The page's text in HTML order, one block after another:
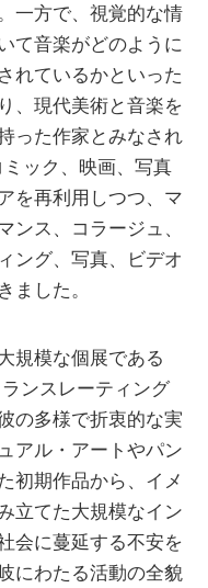
一方で、視覚的な情
て音楽がどのように
れているかといった
、現代美術と音楽を
った作家とみなされ
ック、映画、写真
を再利用しつつ、マ
ンス、コラージュ、
ング、写真、ビデオ
ました。
規模な個展である
ンスレーティング
の多様で折衷的な実
アル・アートやパン
初期作品から、イメ
立てた大規模なイン
会に蔓延する不安を
にわたる活動の全貌